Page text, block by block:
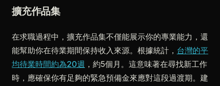
擴充作品集
在求職過程中，擴充作品集不僅能展示你的專業能力，還
能幫助你在待業期間保持收入來源。根據統計， 台灣的平
均待業時間約為20週 ，約5個月。這意味著在尋找新工作
時，應確保你有足夠的緊急預備金來應對這段過渡期。建